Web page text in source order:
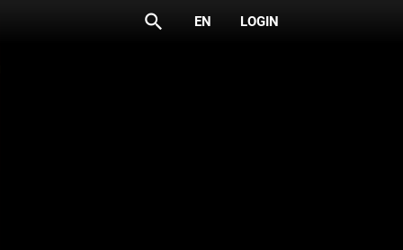
search EN LOGIN